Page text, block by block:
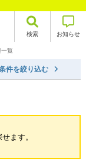
検索 お知らせ
覧
件を絞り込む
ます。